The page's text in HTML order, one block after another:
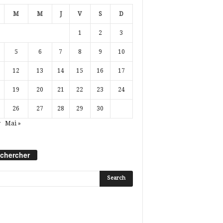
M M J V S D
1 2 3
5 6 7 8 9 10
12 13 14 15 16 17
19 20 21 22 23 24
26 27 28 29 30
Mai »